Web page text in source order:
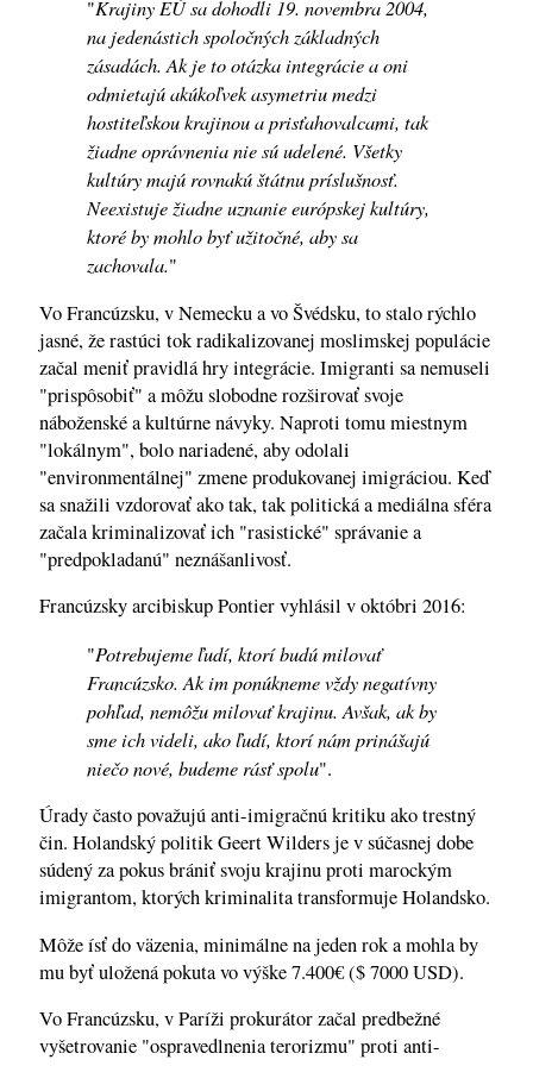
"Krajiny EÚ sa dohodli 19. novembra 2004,
na jedenástich spoločných základných
zásadách. Ak je to otázka integrácie a oni
odmietajú akúkoľvek asymetriu medzi
hostiteľskou krajinou a prisťahovalcami, tak
žiadne oprávnenia nie sú udelené. Všetky
kultúry majú rovnakú štátnu príslušnosť.
Neexistuje žiadne uznanie európskej kultúry,
ktoré by mohlo byť užitočné, aby sa
zachovala."
Vo Francúzsku, v Nemecku a vo Švédsku, to stalo rýchlo
jasné, že rastúci tok radikalizovanej moslimskej populácie
začal meniť pravidlá hry integrácie. Imigranti sa nemuseli
"prispôsobiť" a môžu slobodne rozširovať svoje
náboženské a kultúrne návyky. Naproti tomu miestnym
"lokálnym", bolo nariadené, aby odolali
"environmentálnej" zmene produkovanej imigráciou. Keď
sa snažili vzdorovať ako tak, tak politická a mediálna sféra
začala kriminalizovať ich "rasistické" správanie a
"predpokladanú" neznášanlivosť.
Francúzsky arcibiskup Pontier vyhlásil v októbri 2016:
"Potrebujeme ľudí, ktorí budú milovať
Francúzsko. Ak im ponúkneme vždy negatívny
pohľad, nemôžu milovať krajinu. Avšak, ak by
sme ich videli, ako ľudí, ktorí nám prinášajú
niečo nové, budeme rásť spolu".
Úrady často považujú anti-imigračnú kritiku ako trestný
čin. Holandský politik Geert Wilders je v súčasnej dobe
súdený za pokus brániť svoju krajinu proti marockým
imigrantom, ktorých kriminalita transformuje Holandsko.
Môže ísť do väzenia, minimálne na jeden rok a mohla by
mu byť uložená pokuta vo výške 7.400€ ($ 7000 USD).
Vo Francúzsku, v Paríži prokurátor začal predbežné
vyšetrovanie "ospravedlnenia terorizmu" proti anti-